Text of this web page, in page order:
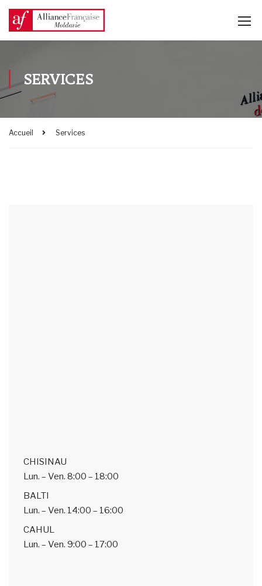
SERVICES
Accueil Services
CHISINAU
Lun. – Ven. 8:00 – 18:00
BALTI
Lun. – Ven. 14:00 – 16:00
CAHUL
Lun. – Ven. 9:00 – 17:00